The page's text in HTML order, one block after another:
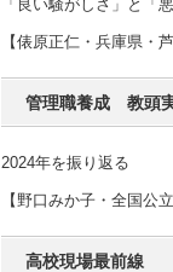
「良い騒がしさ」と「
【俵原正仁・兵庫県・
管理職養成 教頭
2024年を振り返る
【野口みか子・全国公
高校現場最前線